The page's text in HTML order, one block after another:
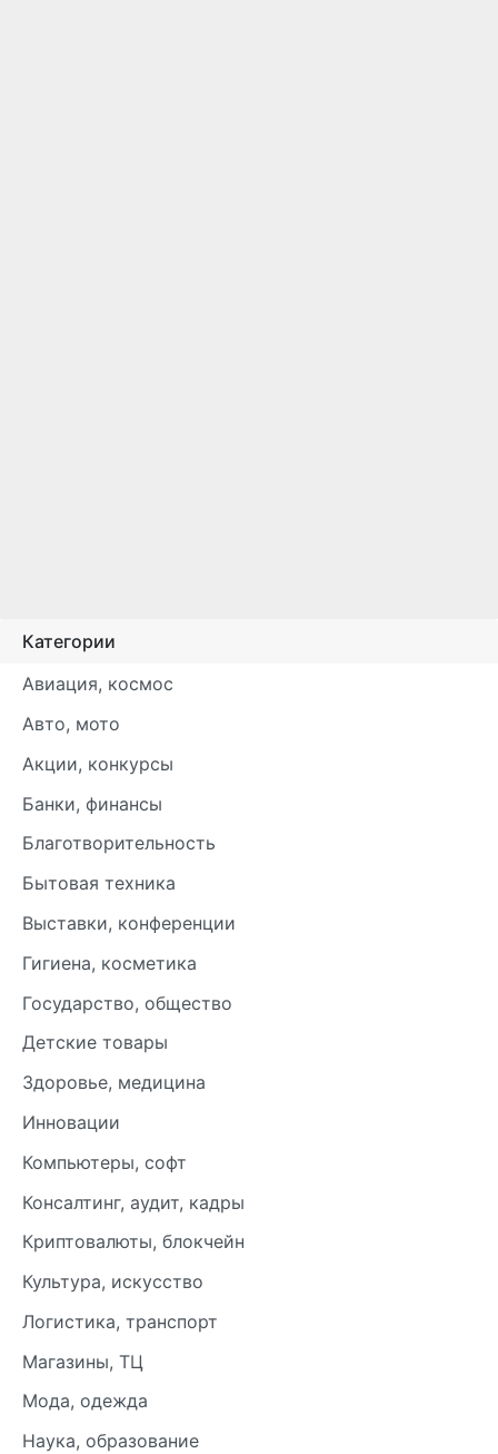
Категории
Авиация, космос
Авто, мото
Акции, конкурсы
Банки, финансы
Благотворительность
Бытовая техника
Выставки, конференции
Гигиена, косметика
Государство, общество
Детские товары
Здоровье, медицина
Инновации
Компьютеры, софт
Консалтинг, аудит, кадры
Криптовалюты, блокчейн
Культура, искусство
Логистика, транспорт
Магазины, ТЦ
Мода, одежда
Наука, образование